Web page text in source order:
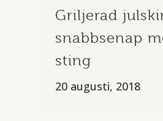
Griljerad
snabbsenap
sting
20 augusti, 2018